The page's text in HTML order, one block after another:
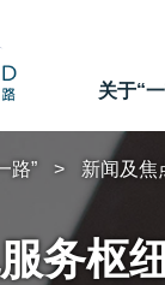
关于“
路” 新闻及焦
务枢